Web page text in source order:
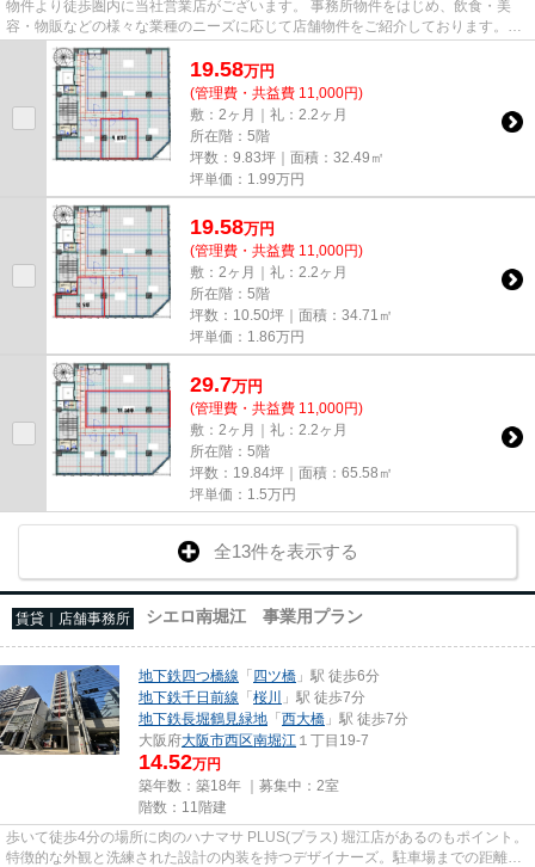
物件より徒歩圏内に当社営業店がございます。 事務所物件をはじめ、飲食・美
容・物販などの様々な業種のニーズに応じて店舗物件をご紹介しております。
尚、弊社ではおとり広告は一切...
19.58万円
(管理費・共益費 11,000円)
敷：2ヶ月｜礼：2.2ヶ月
所在階：5階
坪数：9.83坪｜面積：32.49㎡
坪単価： 1.99万円
19.58万円
(管理費・共益費 11,000円)
敷：2ヶ月｜礼：2.2ヶ月
所在階：5階
坪数：10.50坪｜面積：34.71㎡
坪単価： 1.86万円
29.7万円
(管理費・共益費 11,000円)
敷：2ヶ月｜礼：2.2ヶ月
所在階：5階
坪数：19.84坪｜面積：65.58㎡
坪単価： 1.5万円
全13件を表示する
賃貸｜店舗事務所 シエロ南堀江 事業用プラン
地下鉄四つ橋線 「四ツ橋 」駅 徒歩6分
地下鉄千日前線 「桜川
」駅 徒歩7分
地下鉄長堀鶴見緑地 「西大橋 」駅 徒歩7分
大阪府大阪市西区南堀江 １丁目19-7
14.52万円
築年数：築18年 ｜募集中： 2室
階数：11階建
歩いて徒歩4分の場所に肉のハナマサ PLUS(プラス) 堀江店があるのもポイント。
特徴的な外観と洗練された設計の内装を持つデザイナーズ。駐車場までの距離は